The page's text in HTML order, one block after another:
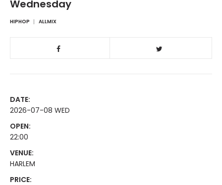
Wednesday
HIPHOP ALLMIX
DATE:
2026-07-08 WED
OPEN:
22:00
VENUE:
HARLEM
PRICE: